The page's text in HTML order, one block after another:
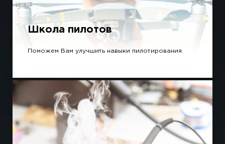
Школа пилотов
Поможем Вам улучшить навыки пилотирования